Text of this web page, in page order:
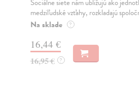
Sociálne siete nám ubližujú ako
medziľudské vzťahy, rozkladajú
Na sklade ?
16,44 €
16,95 € ?